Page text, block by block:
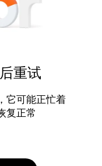
重试
它可能正忙着
复正常